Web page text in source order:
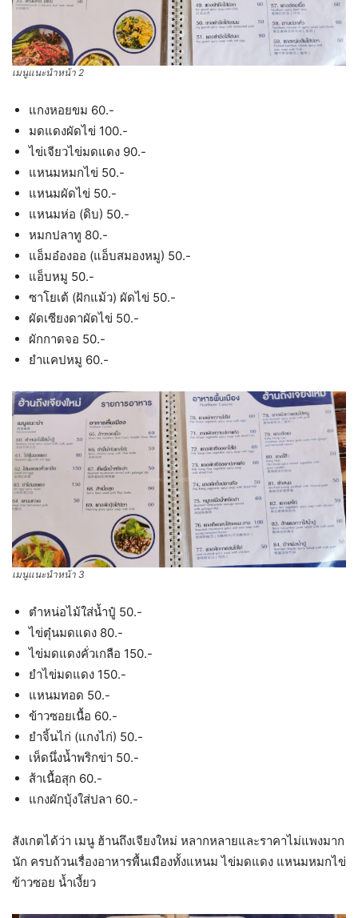
เมนูแนะนำหน้า 2
แกงหอยขม 60.-
มดแดงผัดไข่ 100.-
ไข่เจียวไข่มดแดง 90.-
แหนมหมกไข่ 50.-
แหนมผัดไข่ 50.-
แหนมห่อ (ดิบ) 50.-
หมกปลาทู 80.-
แอ็มอ๋องออ (แอ็บสมองหมู) 50.-
แอ็บหมู 50.-
ซาโยเต้ (ฝักแม้ว) ผัดไข่ 50.-
ผัดเซียงดาผัดไข่ 50.-
ผักกาดจอ 50.-
ยำแคปหมู 60.-
เมนูแนะนำหน้า 3
ตำหน่อไม้ใส่น้ำปู๋ 50.-
ไข่ตุ๋นมดแดง 80.-
ไข่มดแดงคั่วเกลือ 150.-
ยำไข่มดแดง 150.-
แหนมทอด 50.-
ข้าวซอยเนื้อ 60.-
ยำจิ้นไก่ (แกงไก่) 50.-
เห็ดนึ่งน้ำพริกข่า 50.-
ส้าเนื้อสุก 60.-
แกงผักบุ้งใส่ปลา 60.-
สังเกตได้ว่า เมนู ฮ้านถึงเจียงใหม่ หลากหลายและราคาไม่แพงมาก
นัก ครบถ้วนเรื่องอาหารพื้นเมืองทั้งแหนม ไข่มดแดง แหนมหมกไข่
ข้าวซอย น้ำเงี้ยว